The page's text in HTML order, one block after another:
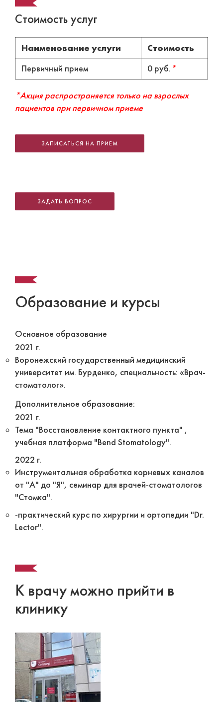
Стоимость услуг
Наименование услуги Стоимость
Первичный прием 0 руб. *
*Акция распространяется только на взрослых
пациентов при первичном приеме
ЗАПИСАТЬСЯ НА ПРИЕМ
ЗАДАТЬ ВОПРОС
Образование и курсы
Основное образование
2021 г.
Воронежский государственный медицинский
университет им. Бурденко, специальность: «Врач-
стоматолог».
Дополнительное образование:
2021 г.
Тема "Восстановление контактного пункта" ,
учебная платформа "Bend Stomatology".
2022 г.
Инструментальная обработка корневых каналов
от "А" до "Я", семинар для врачей-стоматологов
"Стомка".
-практический курс по хирургии и ортопедии "Dr.
Lector".
К врачу можно прийти в
клинику